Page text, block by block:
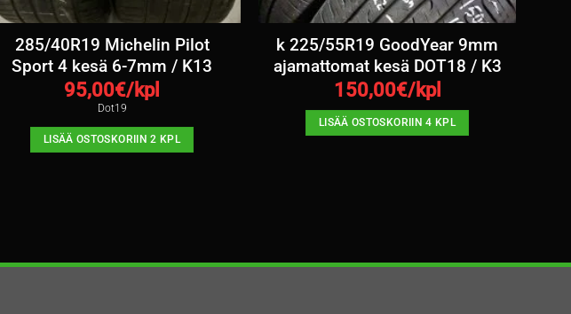
285/40R19 Michelin Pilot
Sport 4 kesä 6-7mm / K13
95,00€/kpl
Dot19
LISÄÄ OSTOSKORIIN 2 KPL
k 225/55R19 GoodYear 9mm
ajamattomat kesä DOT18 / K3
150,00€/kpl
LISÄÄ OSTOSKORIIN 4 KPL